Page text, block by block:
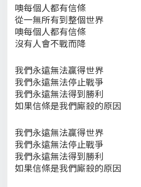
噢每個人都有信條
從一無所有到整個世界
噢每個人都有信條
沒有人會不戰而降
我們永遠無法贏得世界
我們永遠無法停止戰爭
我們永遠無法得到勝利
如果信條是我們廝殺的原因
我們永遠無法贏得世界
我們永遠無法停止戰爭
我們永遠無法得到勝利
如果信條是我們廝殺的原因